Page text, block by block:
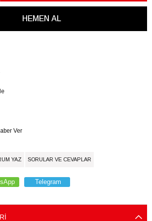
Ver
YAZ SORULAR VE CEVAPLAR
Telegram